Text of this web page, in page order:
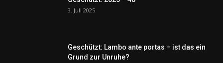
3. Juli 2025
Geschützt: Lambo ante portas – ist das ein
Grund zur Unruhe?